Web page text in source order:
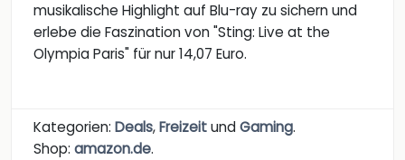
musikalische Highlight auf Blu-ray zu sichern und
erlebe die Faszination von "Sting: Live at the
Olympia Paris" für nur 14,07 Euro.
Kategorien: Deals,FreizeitundGaming.
Shop: amazon.de.